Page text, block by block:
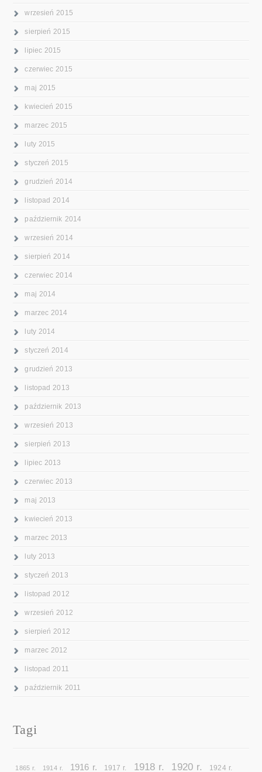
wrzesień 2015
sierpień 2015
lipiec 2015
czerwiec 2015
maj 2015
kwiecień 2015
marzec 2015
luty 2015
styczeń 2015
grudzień 2014
listopad 2014
październik 2014
wrzesień 2014
sierpień 2014
czerwiec 2014
maj 2014
marzec 2014
luty 2014
styczeń 2014
grudzień 2013
listopad 2013
październik 2013
wrzesień 2013
sierpień 2013
lipiec 2013
czerwiec 2013
maj 2013
kwiecień 2013
marzec 2013
luty 2013
styczeń 2013
listopad 2012
wrzesień 2012
sierpień 2012
marzec 2012
listopad 2011
październik 2011
Tagi
1865 r. 1914 r. 1916 r. 1917 r. 1918 r. 1920 r. 1924 r.